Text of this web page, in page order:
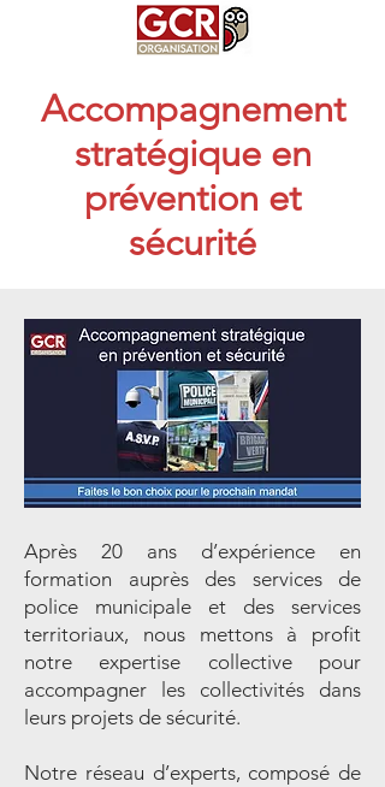
Accompagnement
stratégique en
prévention et
sécurité
Après 20 ans d’expérience en
formation auprès des services de
police municipale et des services
territoriaux, nous mettons à profit
notre expertise collective pour
accompagner les collectivités dans
leurs projets de sécurité.
Notre réseau d’experts, composé de